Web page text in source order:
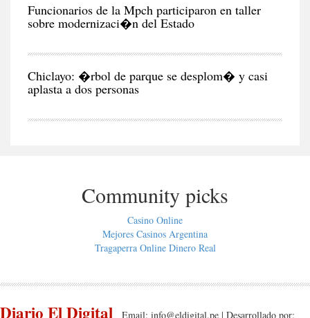
Funcionarios de la Mpch participaron en taller
sobre modernizaci�n del Estado
Chiclayo: �rbol de parque se desplom� y casi
aplasta a dos personas
Community picks
Casino Online
Mejores Casinos Argentina
Tragaperra Online Dinero Real
Diario El Digital Email: info@eldigital.pe | Desarrollado por: